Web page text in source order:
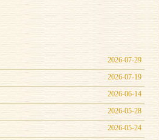
2026-07-29
2026-07-19
2026-06-14
2026-05-28
2026-05-24